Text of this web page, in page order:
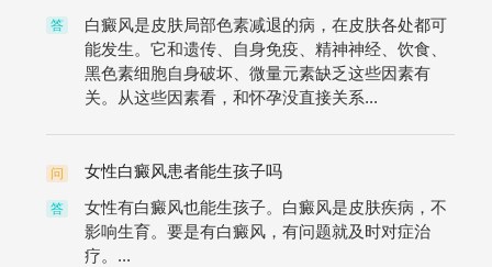
答
白癜风是皮肤局部色素减退的病，在皮肤各处都可
能发生。它和遗传、自身免疫、精神神经、饮食、
黑色素细胞自身破坏、微量元素缺乏这些因素有
关。从这些因素看，和怀孕没直接关系...
问 女性白癜风患者能生孩子吗
答
女性有白癜风也能生孩子。白癜风是皮肤疾病，不
影响生育。要是有白癜风，有问题就及时对症治
疗。...